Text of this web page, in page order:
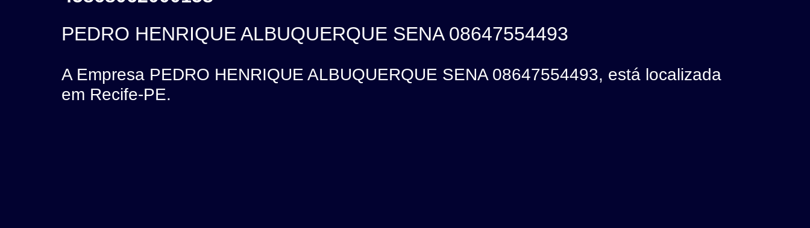
PEDRO HENRIQUE ALBUQUERQUE SENA 08647554493
A Empresa PEDRO HENRIQUE ALBUQUERQUE SENA 08647554493, está localizada
em Recife-PE.